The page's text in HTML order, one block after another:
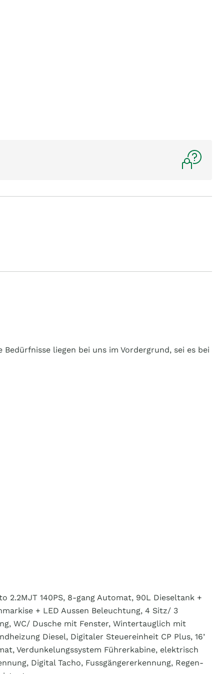
liegen bei uns im Vordergrund, sei es bei
2.2MJT 140PS, 8-gang Automat, 90L Dieseltank +
+ LED Aussen Beleuchtung, 4 Sitz/ 3
WC/ Dusche mit Fenster, Wintertauglich mit
Diesel, Digitaler Steuereinheit CP Plus, 16’
Verdunkelungssystem Führerkabine, elektrisch
Digital Tacho, Fussgängererkennung, Regen-